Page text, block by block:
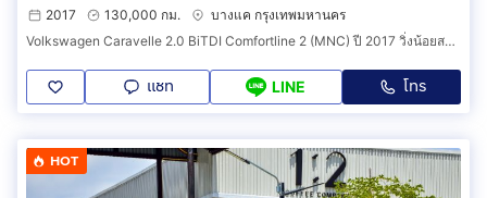
2017
130,000 กม.
บางแค กรุงเทพมหานคร
Volkswagen Caravelle 2.0 BiTDI Comfortline 2 (MNC) ปี 2017 วิ่งน้อยสภาพสวยหายาก ราคาถูก
แชท LINE โทร
HOT